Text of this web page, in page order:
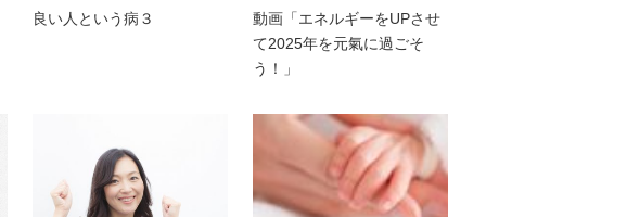
良い人という病３
動画「エネルギーをUPさせ
て2025年を元氣に過ごそ
う！」